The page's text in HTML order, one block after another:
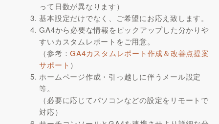
って日数が異なります）
基本設定だけでなく、ご希望にお応え致します。
GA4から必要な情報をピックアップした分かりや
すいカスタムレポートをご用意。
（参考：GA4カスタムレポート作成＆改善点提案
サポート ）
ホームページ作成・引っ越しに伴うメール設定
等。
（必要に応じてパソコンなどの設定をリモートで
対応）